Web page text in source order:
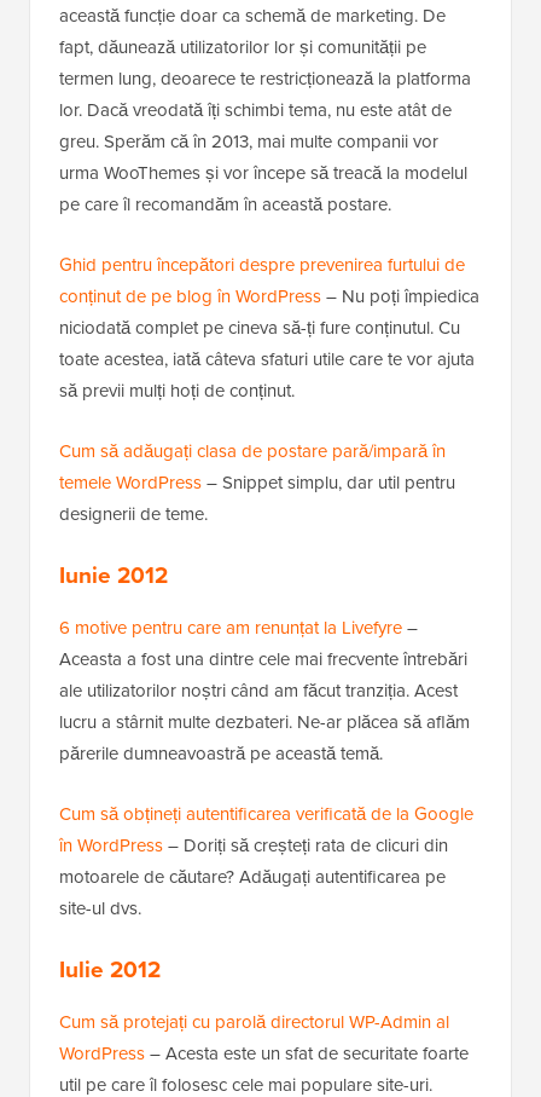
această funcție doar ca schemă de marketing. De
fapt, dăunează utilizatorilor lor și comunității pe
termen lung, deoarece te restricționează la platforma
lor. Dacă vreodată îți schimbi tema, nu este atât de
greu. Sperăm că în 2013, mai multe companii vor
urma WooThemes și vor începe să treacă la modelul
pe care îl recomandăm în această postare.
Ghid pentru începători despre prevenirea furtului de
conținut de pe blog în WordPress– Nu poți împiedica
niciodată complet pe cineva să-ți fure conținutul. Cu
toate acestea, iată câteva sfaturi utile care te vor ajuta
să previi mulți hoți de conținut.
Cum să adăugați clasa de postare pară/impară în
temele WordPress– Snippet simplu, dar util pentru
designerii de teme.
Iunie 2012
6 motive pentru care am renunțat la Livefyre–
Aceasta a fost una dintre cele mai frecvente întrebări
ale utilizatorilor noștri când am făcut tranziția. Acest
lucru a stârnit multe dezbateri. Ne-ar plăcea să aflăm
părerile dumneavoastră pe această temă.
Cum să obțineți autentificarea verificată de la Google
în WordPress– Doriți să creșteți rata de clicuri din
motoarele de căutare? Adăugați autentificarea pe
site-ul dvs.
Iulie 2012
Cum să protejați cu parolă directorul WP-Admin al
WordPress– Acesta este un sfat de securitate foarte
util pe care îl folosesc cele mai populare site-uri.